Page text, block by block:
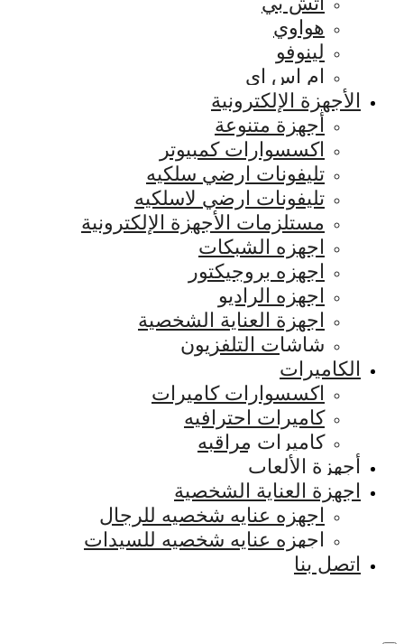
هواوي
لينوفو
ام اس اي
الأجهزة الإلكترونية
أجهزة متنوعة
اكسسوارات كمبيوتر
تليفونات ارضي سلكيه
تليفونات ارضي لاسلكيه
مستلزمات الأجهزة الإلكترونية
اجهزه الشبكات
اجهزه بروجيكتور
اجهزه الراديو
اجهزة العناية الشخصية
شاشات التلفزيون
الكاميرات
اكسسوارات كاميرات
كاميرات احترافيه
كاميرات مراقبه
أجهزة الألعاب
اجهزة العناية الشخصية
اجهزه عنايه شخصيه للرجال
اجهزه عنايه شخصيه للسيدات
اتصل بنا